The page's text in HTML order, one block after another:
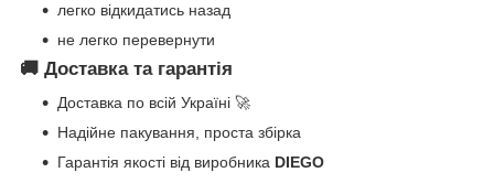
легко відкидатись назад
не легко перевернути
🚚 Доставка та гарантія
Доставка по всій Україні 🚀
Надійне пакування, проста збірка
Гарантія якості від виробника DIEGO